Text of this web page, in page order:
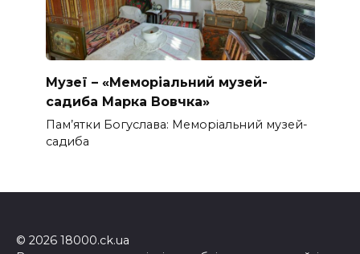
Музеї – «Меморіальний музей-
садиба Марка Вовчка»
Пам’ятки Богуслава: Меморіальний музей-
садиба
© 2026 18000.ck.ua